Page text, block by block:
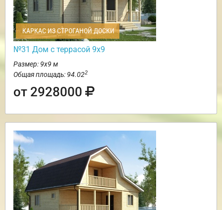
КАРКАС ИЗ СТРОГАНОЙ ДОСКИ
№31 Дом с террасой 9х9
Размер: 9х9 м
Общая площадь: 94.022
от 2928000